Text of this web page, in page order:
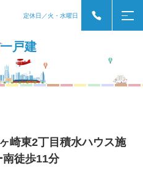
定休日／火・水曜日
戸建
崎東2丁目積水ハウス施
徒歩11分